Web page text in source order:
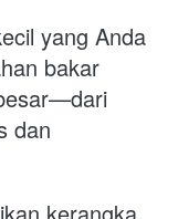
yang Anda
bakar
dan